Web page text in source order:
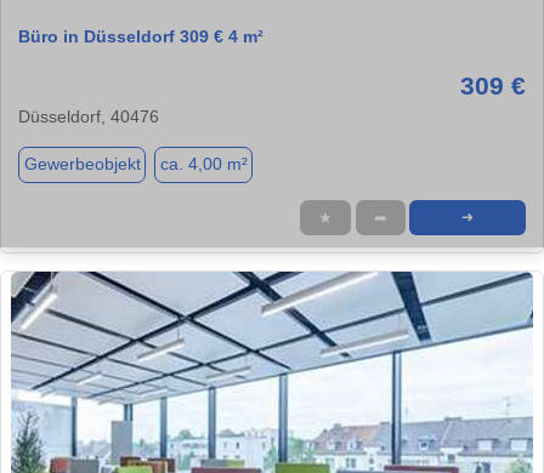
Büro in Düsseldorf 309 € 4 m²
309 €
Düsseldorf, 40476
Gewerbeobjekt ca. 4,00 m²
★ ➦ ➜